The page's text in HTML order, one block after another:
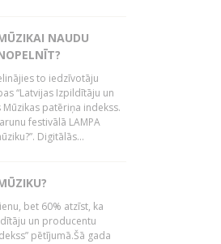
NAUDU
to iedzīvotāju
“Latvijas Izpildītāju un
patēriņa indekss.
festivālā LAMPA
Digitālās...
bet 60% atzīst, ka
un producentu
pētījumā.Šā gada